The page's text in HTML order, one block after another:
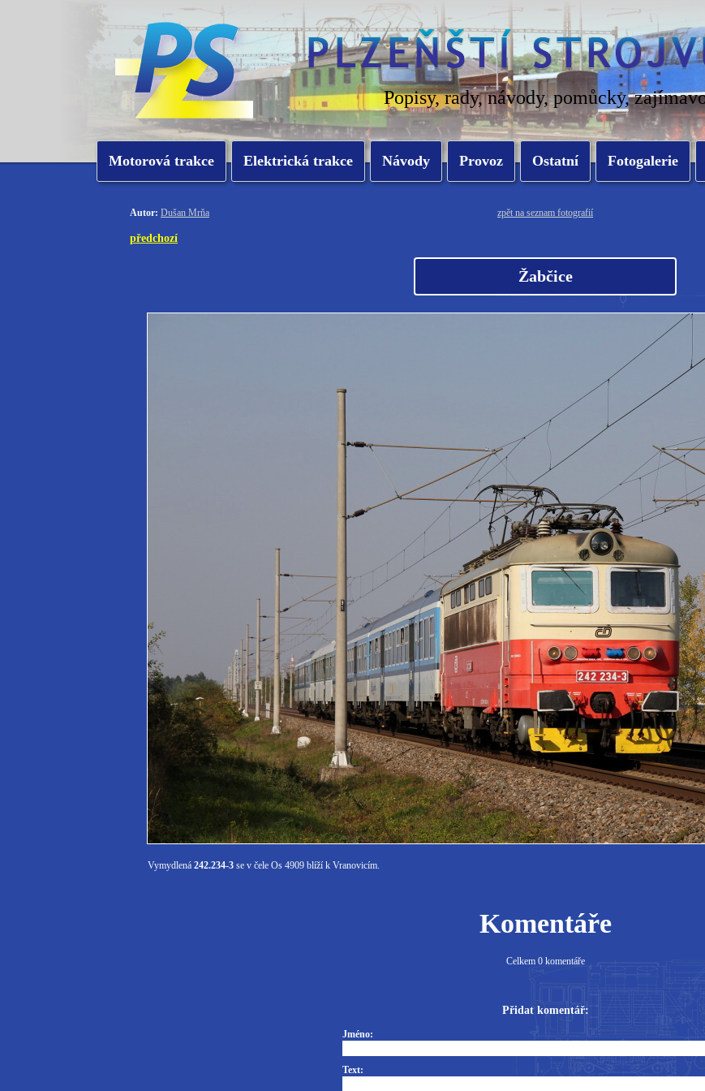
Popisy, rady, návody, pomůcky,
Motorová trakce Elektrická trakce Návody Provoz Ostatní Fotogalerie
zpět na seznam fotografií
Autor: Dušan Mrňa
předchozí
Žabčice
Vymydlená 242.234-3 se v čele Os 4909 blíží k Vranovicím.
Komentáře
Celkem 0 komentáře
Přidat komentář:
Jméno:
Text: